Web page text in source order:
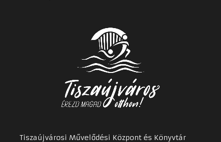
Tiszaújvárosi Művelődési Központ és Könyvtár